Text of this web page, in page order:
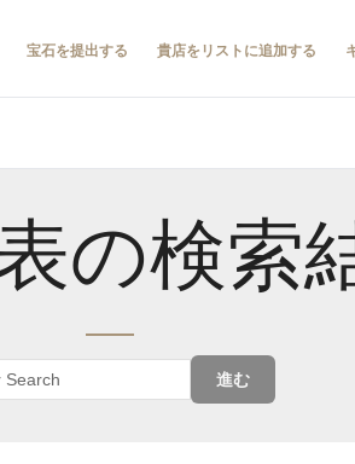
宝石を提出する 貴店をリストに追加する
の検索
進む